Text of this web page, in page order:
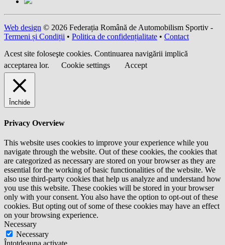
Web design © 2026 Federația Română de Automobilism Sportiv -
Termeni și Condiții • Politica de confidențialitate • Contact
Acest site foloseşte cookies. Continuarea navigării implică
acceptarea lor.
Cookie settings Accept
Închide
Privacy Overview
This website uses cookies to improve your experience while you
navigate through the website. Out of these cookies, the cookies that
are categorized as necessary are stored on your browser as they are
essential for the working of basic functionalities of the website. We
also use third-party cookies that help us analyze and understand how
you use this website. These cookies will be stored in your browser
only with your consent. You also have the option to opt-out of these
cookies. But opting out of some of these cookies may have an effect
on your browsing experience.
Necessary
Necessary
Întotdeauna activate